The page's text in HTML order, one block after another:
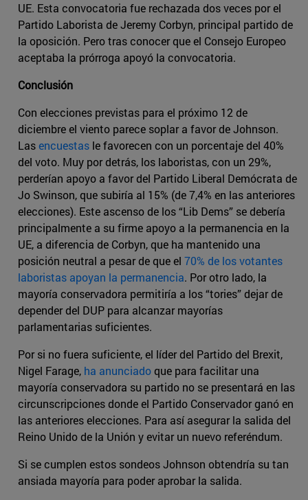
UE. Esta convocatoria fue rechazada dos veces por el
Partido Laborista de Jeremy Corbyn, principal partido de
la oposición. Pero tras conocer que el Consejo Europeo
aceptaba la prórroga apoyó la convocatoria.
Conclusión
Con elecciones previstas para el próximo 12 de
diciembre el viento parece soplar a favor de Johnson.
Lasencuestas le favorecen con un porcentaje del 40%
del voto. Muy por detrás, los laboristas, con un 29%,
perderían apoyo a favor del Partido Liberal Demócrata de
Jo Swinson, que subiría al 15% (de 7,4% en las anteriores
elecciones). Este ascenso de los “Lib Dems” se debería
principalmente a su firme apoyo a la permanencia en la
UE, a diferencia de Corbyn, que ha mantenido una
posición neutral a pesar de que el 70% de los votantes
laboristas apoyan la permanencia. Por otro lado, la
mayoría conservadora permitiría a los “tories” dejar de
depender del DUP para alcanzar mayorías
parlamentarias suficientes.
Por si no fuera suficiente, el líder del Partido del Brexit,
Nigel Farage, ha anunciadoque para facilitar una
mayoría conservadora su partido no se presentará en las
circunscripciones donde el Partido Conservador ganó en
las anteriores elecciones. Para así asegurar la salida del
Reino Unido de la Unión y evitar un nuevo referéndum.
Si se cumplen estos sondeos Johnson obtendría su tan
ansiada mayoría para poder aprobar la salida.